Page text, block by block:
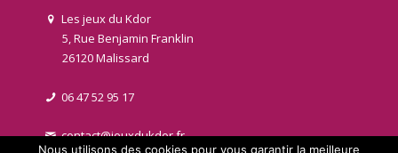
Les jeux du Kdor
5, Rue Benjamin Franklin
26120 Malissard
06 47 52 95 17
contact@jeuxdukdor.fr
Nous utilisons des cookies pour vous garantir la meilleure